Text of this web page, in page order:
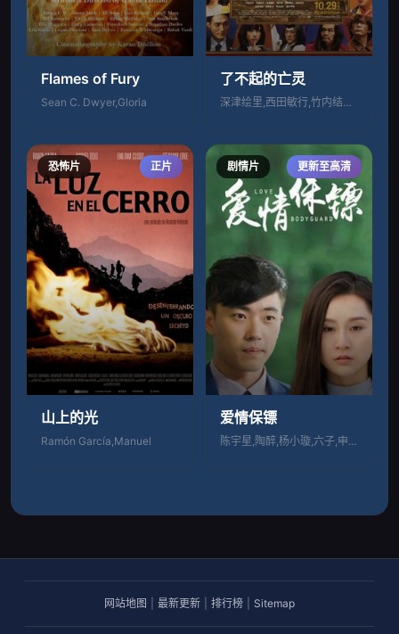
Flames of Fury
Sean C. Dwyer,Gloria
了不起的亡灵
深津绘里,西田敏行,竹内结子,阿部宽,浅
恐怖片 正片
山上的光
Ramón García,Manuel
剧情片 更新至高清
爱情保镖
陈宇星,陶醉,杨小璇,六子,申伟庆
网站地图 最新更新 排行榜 Sitemap